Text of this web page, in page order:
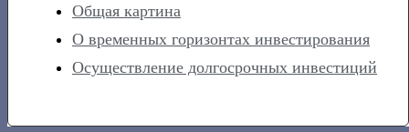
Общая картина
О временных горизонтах инвестирования
Осуществление долгосрочных инвестиций